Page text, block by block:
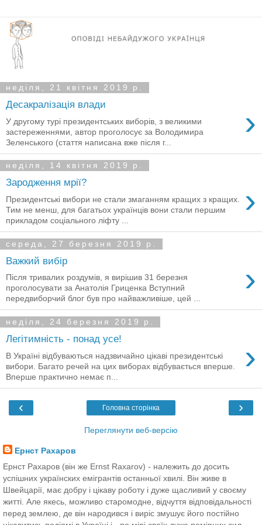
неділя, 21 квітня 2019 р.
Десакралізація влади ›
У другому турі президентських виборів, з великими
застереженнями, автор проголосує за Володимира
Зеленського (стаття написана вже після г...
неділя, 14 квітня 2019 р.
Зародження мрії? ›
Президентські вибори не стали змаганням кращих з кращих.
Тим не менш, для багатьох українців вони стали першим
прикладом соціального ліфту ...
середа, 27 березня 2019 р.
Важкий вибір ›
Після тривалих роздумів, я вирішив 31 березня
проголосувати за Анатолія Гриценка Вступний
передвиборчий блог був про найважливіше, цей ...
неділя, 24 березня 2019 р.
Легітимність - понад усе! ›
В Україні відбуваються надзвичайно цікаві президентські
вибори. Багато речей на цих виборах відбувається вперше.
Вперше практично немає п...
‹ ›
Головна сторінка
Переглянути веб-версію
Ернст Рахаров
Ернст Рахаров (він же Ernst Raxarov) - належить до досить
успішних українских емігрантів останньої хвилі. Він живе в
Швейцарії, має добру і цікаву роботу і дуже щасливий у своєму
житті. Але якесь, можливо старомодне, відчуття відповідальності
перед землею, де він народився і виріс змушує його постійно